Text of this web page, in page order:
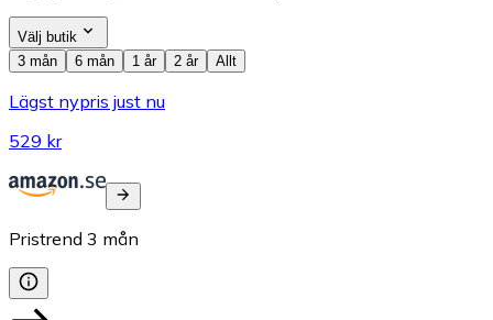
Välj butik
3 mån
6 mån 1 år 2 år Allt
Lägst nypris just nu
529 kr
Pristrend 3 mån